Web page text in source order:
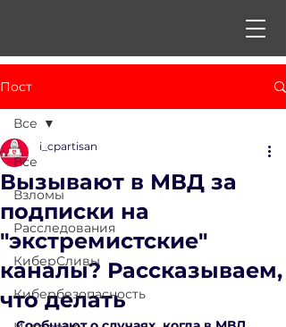
Пост
Все
Взломы
Расследования
КиберСливы
Кибербезопасность
Все
Вызывают в МВД за
подписки на
"экстремистские"
каналы? Рассказываем,
что делать
i_cpartisan